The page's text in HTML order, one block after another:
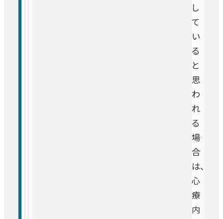
し
て
い
る
と
思
わ
れ
る
場
合
は、
心
療
内